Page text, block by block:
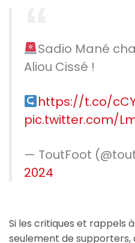
Sadio Mané
Aliou Cissé !
https://t.co/
pic.twitter.com/
— ToutFoot
2024
Si les critiques et rappels
seulement de